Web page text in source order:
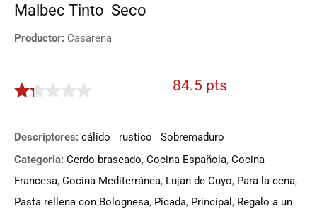
Malbec Tinto Seco
Productor: Casarena
84.5 pts
5
Descriptores: cálido rustico
Sobremaduro
Categoria: Cerdo braseado, Cocina Española, Cocina
Francesa, Cocina Mediterránea, Lujan de Cuyo, Para la cena,
Pasta rellena con Bolognesa, Picada, Principal , Regalo a un